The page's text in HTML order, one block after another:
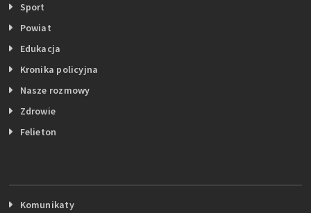
Sport
Powiat
Edukacja
Kronika policyjna
Nasze rozmowy
Zdrowie
Felieton
Komunikaty